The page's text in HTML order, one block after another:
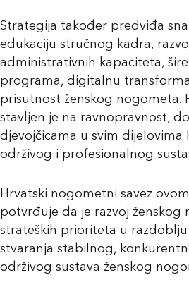
Strategija također predviđa
edukaciju stručnog kadra,
administrativnih kapaciteta,
programa, digitalnu
prisutnost ženskog nogometa.
stavljen je na ravnopravnost,
djevojčicama u svim dijelovima
održivog i profesionalnog
Hrvatski nogometni savez
potvrđuje da je razvoj ženskog
strateških prioriteta u razdoblju
stvaranja stabilnog,
održivog sustava ženskog